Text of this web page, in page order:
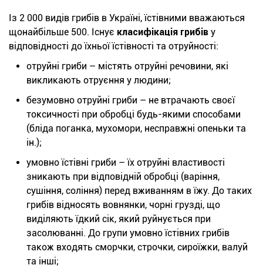
Із 2 000 видів грибів в Україні, їстівними вважаються
щонайбільше 500. Існує класифікація грибів у
відповідності до їхньої їстівності та отруйності:
отруйні гриби – містять отруйні речовини, які
викликають отруєння у людини;
безумовно отруйні гриби – не втрачають своєї
токсичності при обробці будь-якими способами
(бліда поганка, мухомори, несправжні опеньки та
ін.);
умовно їстівні гриби – їх отруйні властивості
зникають при відповідній обробці (варіння,
сушіння, соління) перед вживанням в їжу. До таких
грибів відносять вовнянки, чорні грузді, що
виділяють їдкий сік, який руйнується при
засолюванні. До групи умовно їстівних грибів
також входять сморчки, строчки, сироїжки, валуй
та інші;